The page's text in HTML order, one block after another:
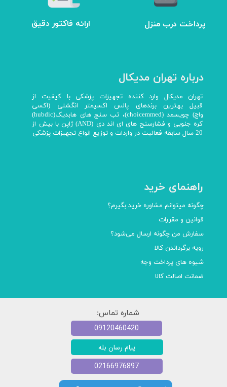
ارائه فاکتور دقیق پرداخت درب منزل
درباره تهران مدیکال
تهران مدیکال وارد کننده تجهیزات پزشکی با کیفیت از
قبیل بهترین برندهای پالس اکسیمتر انگشتی (اکسی
واچ) چویسمد (choicemmed)، تب سنج های هابدیک(hubdic)
کره جنوبی و فشارسنج های ای اند دی (AND) ژاپن با بیش از
20 سال سابقه فعالیت در واردات و توزیع انواع تجهیزات پزشکی
راهنمای خرید
چگونه میتوانم مشاوره خرید بگیرم؟
قوانین و مقررات
سفارش من چگونه ارسال می‌شود؟
رویه برگرداندن کالا
شیوه های پرداخت وجه
ضمانت اصالت کالا
شماره تماس:
پیام رسان بله
09120460420
02166976897